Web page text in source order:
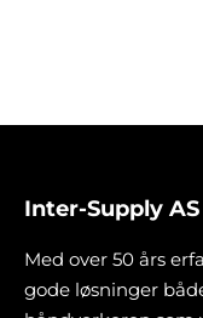
Inter-Supply AS
Med over 50 års
gode løsninger